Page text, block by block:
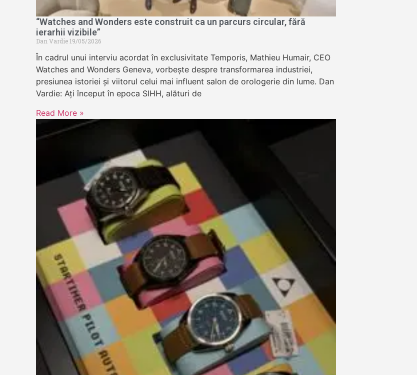
“Watches and Wonders este construit ca un parcurs circular, fără
ierarhii vizibile”
Dan Vardie19/05/2026
În cadrul unui interviu acordat în exclusivitate Temporis, Mathieu Humair, CEO
Watches and Wonders Geneva, vorbește despre transformarea industriei,
presiunea istoriei și viitorul celui mai influent salon de orologerie din lume. Dan
Vardie: Ați început în epoca SIHH, alături de
Read More »